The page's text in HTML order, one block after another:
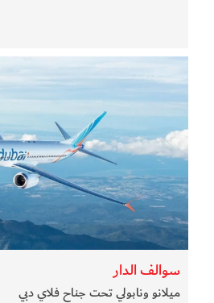
سوالف الدار
ميلانو ونابولي تحت جناح فلاي دبي